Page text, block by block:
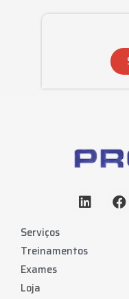
Serviços
Treinamentos
Exames
Loja